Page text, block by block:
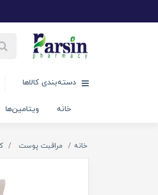
دسته‌بندی کالاها
خانه ویتامین‌ها
خانه مراقبت پوست